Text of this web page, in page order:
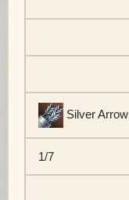
Silver Arrow
1/7